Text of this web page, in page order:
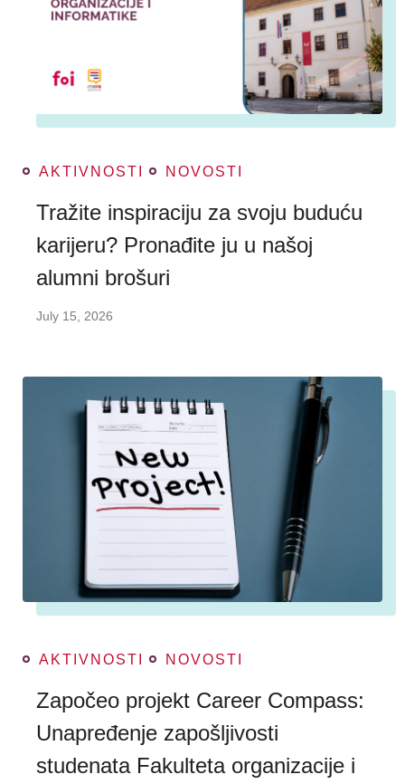
AKTIVNOSTI NOVOSTI
Tražite inspiraciju za svoju buduću
karijeru? Pronađite ju u našoj
alumni brošuri
July 15, 2026
AKTIVNOSTI NOVOSTI
Započeo projekt Career Compass:
Unapređenje zapošljivosti
studenata Fakulteta organizacije i